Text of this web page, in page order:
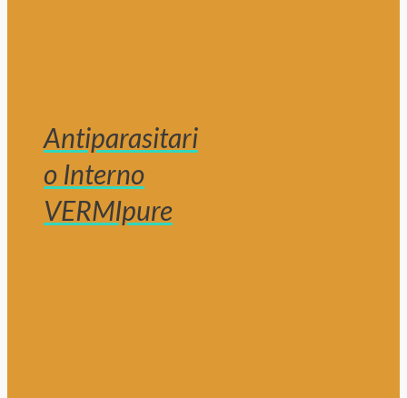
Antiparasitari
o Interno
VERMIpure